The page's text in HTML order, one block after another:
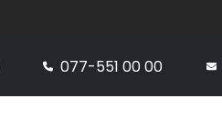
077-551 00 00